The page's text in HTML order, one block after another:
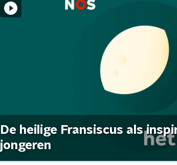
De heilige Fransiscus als
jongeren